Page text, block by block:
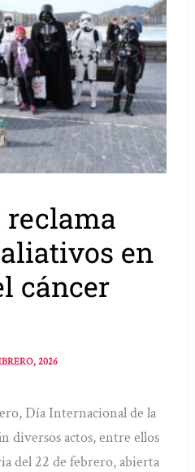
reclama
en
cáncer
2026
Día Internacional de la
diversos actos, entre ellos
del 22 de febrero, abierta